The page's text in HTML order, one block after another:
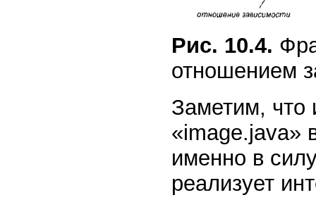
Рис. 10.4.
отношением
Заметим, что
«image.java»
именно в
реализует